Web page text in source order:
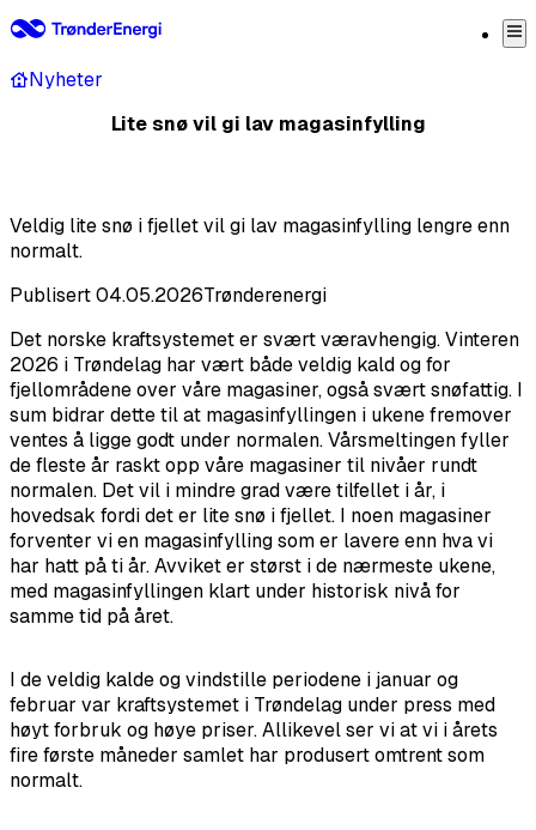
Nyheter
Lite snø vil gi lav magasinfylling
Veldig lite snø i fjellet vil gi lav magasinfylling lengre enn
normalt.
Publisert04.05.2026Trønderenergi
Det norske kraftsystemet er svært væravhengig. Vinteren
2026 i Trøndelag har vært både veldig kald og for
fjellområdene over våre magasiner, også svært snøfattig. I
sum bidrar dette til at magasinfyllingen i ukene fremover
ventes å ligge godt under normalen. Vårsmeltingen fyller
de fleste år raskt opp våre magasiner til nivåer rundt
normalen. Det vil i mindre grad være tilfellet i år, i
hovedsak fordi det er lite snø i fjellet. I noen magasiner
forventer vi en magasinfylling som er lavere enn hva vi
har hatt på ti år. Avviket er størst i de nærmeste ukene,
med magasinfyllingen klart under historisk nivå for
samme tid på året.
I de veldig kalde og vindstille periodene i januar og
februar var kraftsystemet i Trøndelag under press med
høyt forbruk og høye priser. Allikevel ser vi at vi i årets
fire første måneder samlet har produsert omtrent som
normalt.